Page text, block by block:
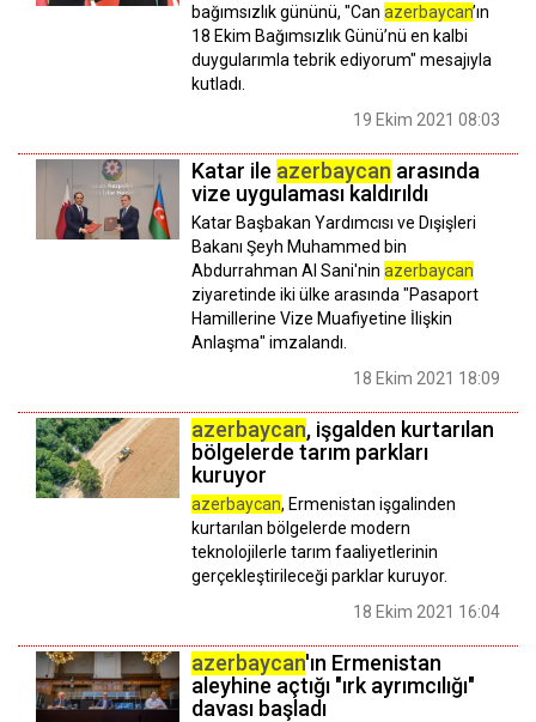
bağımsızlık gününü, "Can azerbaycan’ın
18 Ekim Bağımsızlık Günü’nü en kalbi
duygularımla tebrik ediyorum" mesajıyla
kutladı.
19 Ekim 2021 08:03
Katar ile azerbaycan arasında
vize uygulaması kaldırıldı
Katar Başbakan Yardımcısı ve Dışişleri
Bakanı Şeyh Muhammed bin
Abdurrahman Al Sani'nin azerbaycan
ziyaretinde iki ülke arasında "Pasaport
Hamillerine Vize Muafiyetine İlişkin
Anlaşma" imzalandı.
18 Ekim 2021 18:09
azerbaycan, işgalden kurtarılan
bölgelerde tarım parkları
kuruyor
azerbaycan, Ermenistan işgalinden
kurtarılan bölgelerde modern
teknolojilerle tarım faaliyetlerinin
gerçekleştirileceği parklar kuruyor.
18 Ekim 2021 16:04
azerbaycan'ın Ermenistan
aleyhine açtığı "ırk ayrımcılığı"
davası başladı